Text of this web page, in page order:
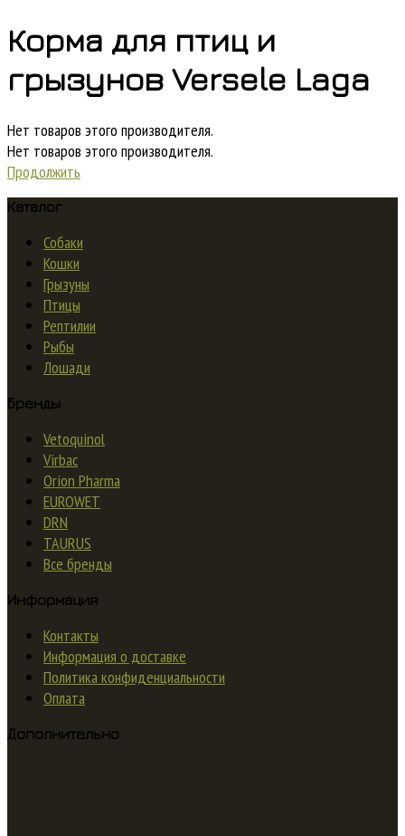
Корма для птиц и
грызунов Versele Laga
Нет товаров этого производителя.
Нет товаров этого производителя.
Продолжить
Каталог
Собаки
Кошки
Грызуны
Птицы
Рептилии
Рыбы
Лошади
Бренды
Vetoquinol
Virbac
Orion Pharma
EUROWET
DRN
TAURUS
Все бренды
Информация
Контакты
Информация о доставке
Политика конфиденциальности
Оплата
Дополнительно